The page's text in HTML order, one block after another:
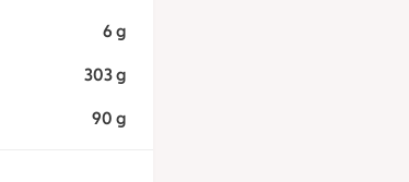
6 g
303 g
90 g